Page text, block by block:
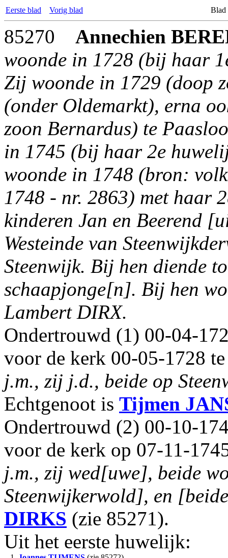
Eerste blad Vorig blad Blad
85270 Annechien
woonde in 1728 (bij haar
Zij woonde in 1729 (doop
(onder Oldemarkt), erna
zoon Bernardus) te
in 1745 (bij haar 2e
woonde in 1748 (bron:
1748 - nr. 2863) met haar
kinderen Jan en Beerend
Westeinde van
Steenwijk. Bij hen diende
schaapjonge[n]. Bij hen
Lambert DIRX.
Ondertrouwd (1) 00-04-
voor de kerk 00-05-1728
j.m., zij j.d., beide op
Echtgenoot is Tijmen
Ondertrouwd (2) 00-10-
voor de kerk op 07-11-
j.m., zij wed[uwe], beide
Steenwijkerwold], en
DIRKS (zie 85271).
Uit het eerste huwelijk: